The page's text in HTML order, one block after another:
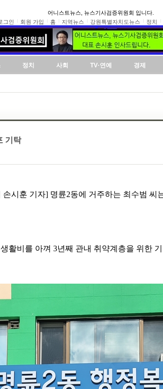
어니스트뉴스, 뉴스기사검증위원회 입니다.
그인
회원 가입 홈 지역뉴스 강원특별자치도뉴스 정치
정치 사회 TV·연예 경제
기탁
시훈 기자] 명륜2동에 거주하는 최수범 씨
활비를 아껴 3년째 관내 취약계층을 위한